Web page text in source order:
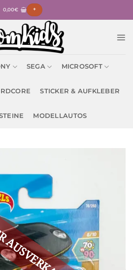
0,00€ +
SEGA MICROSOFT
STICKER & AUFKLEBER
MODELLAUTOS